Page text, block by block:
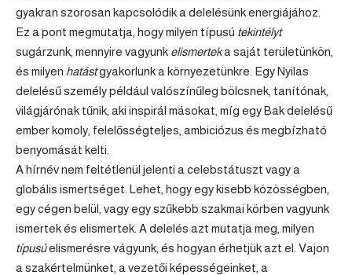
gyakran szorosan kapcsolódik a delelésünk energiájához.
Ez a pont megmutatja, hogy milyen típusú tekintélyt
sugárzunk, mennyire vagyunk elismerteka saját területünkön,
és milyen hatástgyakorlunk a környezetünkre. EgyNyilas
delelésű személy például valószínűleg bölcsnek, tanítónak,
világjárónak tűnik, aki inspirál másokat, míg egyBakdelelésű
ember komoly, felelősségteljes, ambiciózus és megbízható
benyomását kelti.
A hírnév nem feltétlenül jelenti a celebstátuszt vagy a
globális ismertséget. Lehet, hogy egy kisebb közösségben,
egy cégen belül, vagy egy szűkebb szakmai körben vagyunk
ismertek és elismertek. A delelés azt mutatja meg, milyen
típusúelismerésre vágyunk, és hogyan érhetjük azt el. Vajon
a szakértelmünket, a vezetői képességeinket, a